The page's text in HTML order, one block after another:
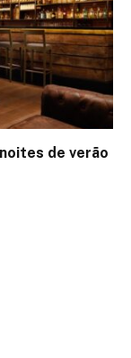
de verão